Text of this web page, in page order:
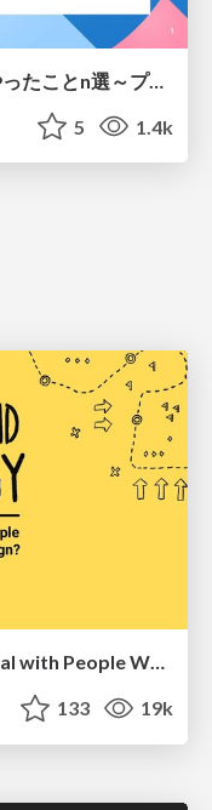
Claude Code全社展開のためにやったことn選～プラグイン302個・コミッター271人を支えるために～
5 1.4k
Design and Strategy: How to Deal with People Who Don’t "Get" Design
133 19k